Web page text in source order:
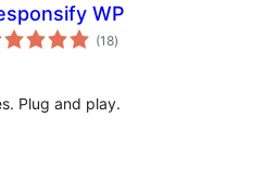
WP
(18total
ratings
)
Plug and play.